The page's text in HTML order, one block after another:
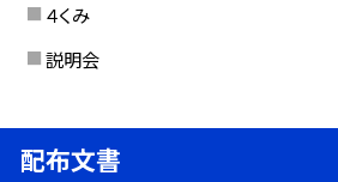
４くみ
説明会
配布文書